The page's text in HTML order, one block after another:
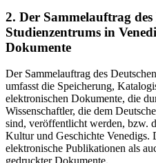
2. Der Sammelauftrag des
Studienzentrums in
Dokumente
Der Sammelauftrag des
umfasst die Speicherung,
elektronischen Dokumente, die
Wissenschaftler, die dem
sind, veröffentlicht werden, bzw.
Kultur und Geschichte Venedigs.
elektronische Publikationen als